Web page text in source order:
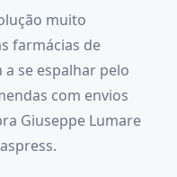
muito
farmácias de
se espalhar pelo
com envios
Giuseppe Lumare